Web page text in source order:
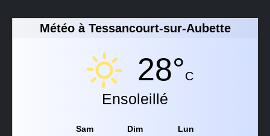
Météo à Tessancourt-sur-Aubette
28°C
Ensoleillé
Sam Dim Lun